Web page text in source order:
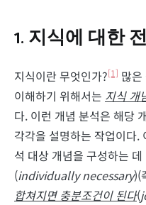
1. 지식에 대한
지식이란 무엇인가?[1] 많은
이해하기 위해서는 지식 개
다. 이런 개념 분석은 해당
각각을 설명하는 작업이다.
석 대상 개념을 구성하는 데
(individually necessary)(
합쳐지면 충분조건이 된다(